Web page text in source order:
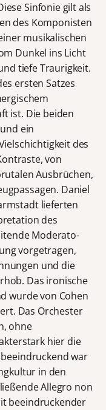
Sinfonie gilt als
des Komponisten
musikalischen
Dunkel ins Licht
tiefe Traurigkeit.
ersten Satzes
ist. Die beiden
ein
des
von
Ausbrüchen,
Daniel
lieferten
des
Moderato-
vorgetragen,
und die
Das ironische
wurde von Cohen
Das Orchester
ohne
hier die
war
in den
Allegro non
beeindruckender